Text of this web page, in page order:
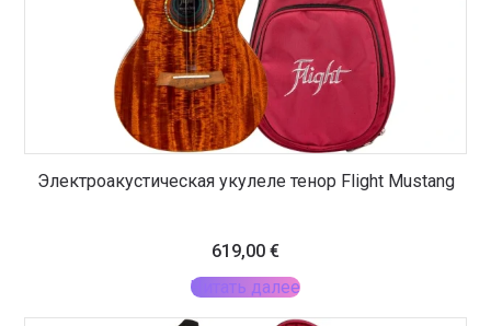
Электроакустическая укулеле тенор Flight Mustang
619,00 €
Читать далее